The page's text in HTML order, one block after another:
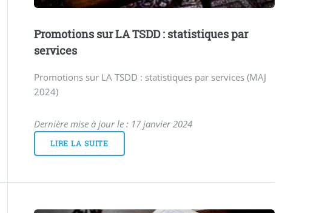
Promotions sur LA TSDD : statistiques par
services
Promotions sur LA TSDD : statistiques par services (MAJ
2024)
Dernière mise à jour le : 17 janvier 2024
LIRE LA SUITE